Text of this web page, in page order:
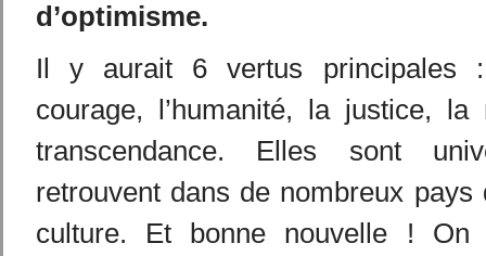
d’optimisme.
Il y aurait 6 vertus principales
courage, l’humanité, la justice,
transcendance. Elles sont
retrouvent dans de nombreux
culture. Et bonne nouvelle ! On